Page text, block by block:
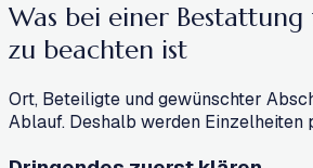
Was bei einer
zu beachten ist
Ort, Beteiligte und gewünschter
Ablauf. Deshalb werden Einzelheiten